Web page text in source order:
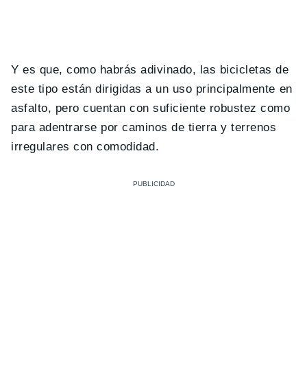
Y es que, como habrás adivinado, las bicicletas de
este tipo están dirigidas a un uso principalmente en
asfalto, pero cuentan con suficiente robustez como
para adentrarse por caminos de tierra y terrenos
irregulares con comodidad.